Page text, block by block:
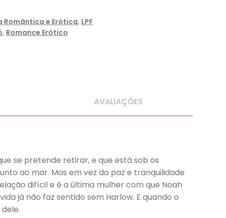
Romântica e Erótica, LPF
, Romance Erótico
AVALIAÇÕES
se pretende retirar, e que está sob os
ao mar. Mas em vez da paz e tranquilidade
difícil e é a última mulher com que Noah
já não faz sentido sem Harlow. E quando o